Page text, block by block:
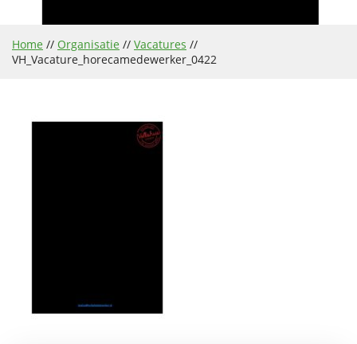
Home // Organisatie // Vacatures //
VH_Vacature_horecamedewerker_0422